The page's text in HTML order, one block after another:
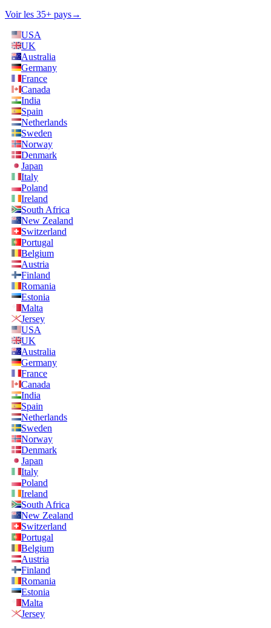
Voir les 35+ pays→
USA
UK
Australia
Germany
France
Canada
India
Spain
Netherlands
Sweden
Norway
Denmark
Japan
Italy
Poland
Ireland
South Africa
New Zealand
Switzerland
Portugal
Belgium
Austria
Finland
Romania
Estonia
Malta
Jersey
USA
UK
Australia
Germany
France
Canada
India
Spain
Netherlands
Sweden
Norway
Denmark
Japan
Italy
Poland
Ireland
South Africa
New Zealand
Switzerland
Portugal
Belgium
Austria
Finland
Romania
Estonia
Malta
Jersey